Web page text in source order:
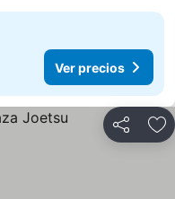
Ver precios
Compartir